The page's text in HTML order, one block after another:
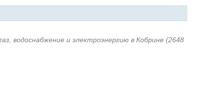
водоснабжение и электроэнергию в Кобрине (2648